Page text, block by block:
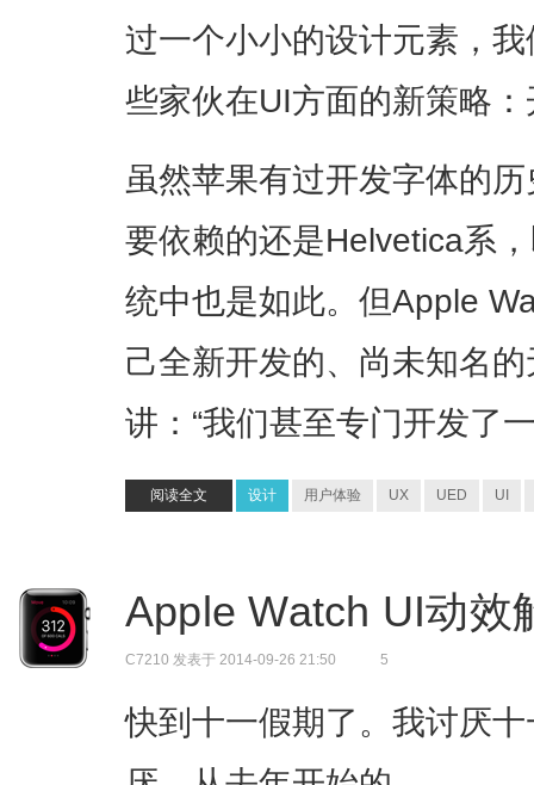
过一个小小的设计元素，
些家伙在UI方面的新策略
虽然苹果有过开发字体的
要依赖的还是Helvetica系
统中也是如此。但Apple
己全新开发的、尚未知名
讲：“我们甚至专门开发了
阅读全文 设计 用户体验 UX UED UI
Apple Watch UI动效
C7210 发表于 2014-09-26 21:50 5
快到十一假期了。我讨厌